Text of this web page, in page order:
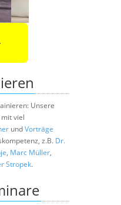
Unsere
viel
undVorträge
z.B. Dr.
, Marc Müller,
Stropek.